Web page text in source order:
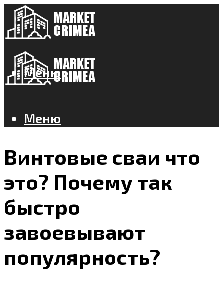
Меню
Меню
Винтовые сваи что
это? Почему так
быстро
завоевывают
популярность?